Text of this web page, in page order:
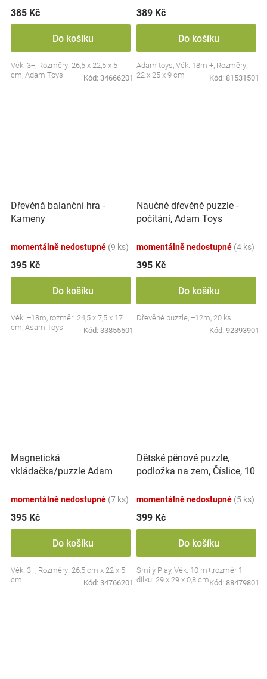
385 Kč
Do košíku
Věk: 3+, Rozměry: 26,5 x 22,5 x 5
cm, Adam Toys
Kód: 34666201
389 Kč
Do košíku
Adam toys, Věk: 18m +, Rozměry:
22 x 25 x 9 cm
Kód: 81531501
Dřevěná balanční hra -
Kameny
momentálně nedostupné (9 ks)
395 Kč
Do košíku
Věk: +18m, rozměr: 24,5 x 7,5 x 17
cm, Asam Toys
Kód: 33855501
Naučné dřevěné puzzle -
počítání, Adam Toys
momentálně nedostupné (4 ks)
395 Kč
Do košíku
Dřevěné puzzle, +12m, 20 ks
Kód: 92393901
Magnetická
vkládačka/puzzle Adam
momentálně nedostupné (7 ks)
395 Kč
Do košíku
Věk: 3+, Rozměry: 26,5 cm x 22 x 5
cm
Kód: 34766201
Dětské pěnové puzzle,
podložka na zem, Číslice, 10
momentálně nedostupné (5 ks)
399 Kč
Do košíku
Smily Play, Věk: 10 m+,rozměr 1
dílku: 29 x 29 x 0,8 cmKód: 88479801